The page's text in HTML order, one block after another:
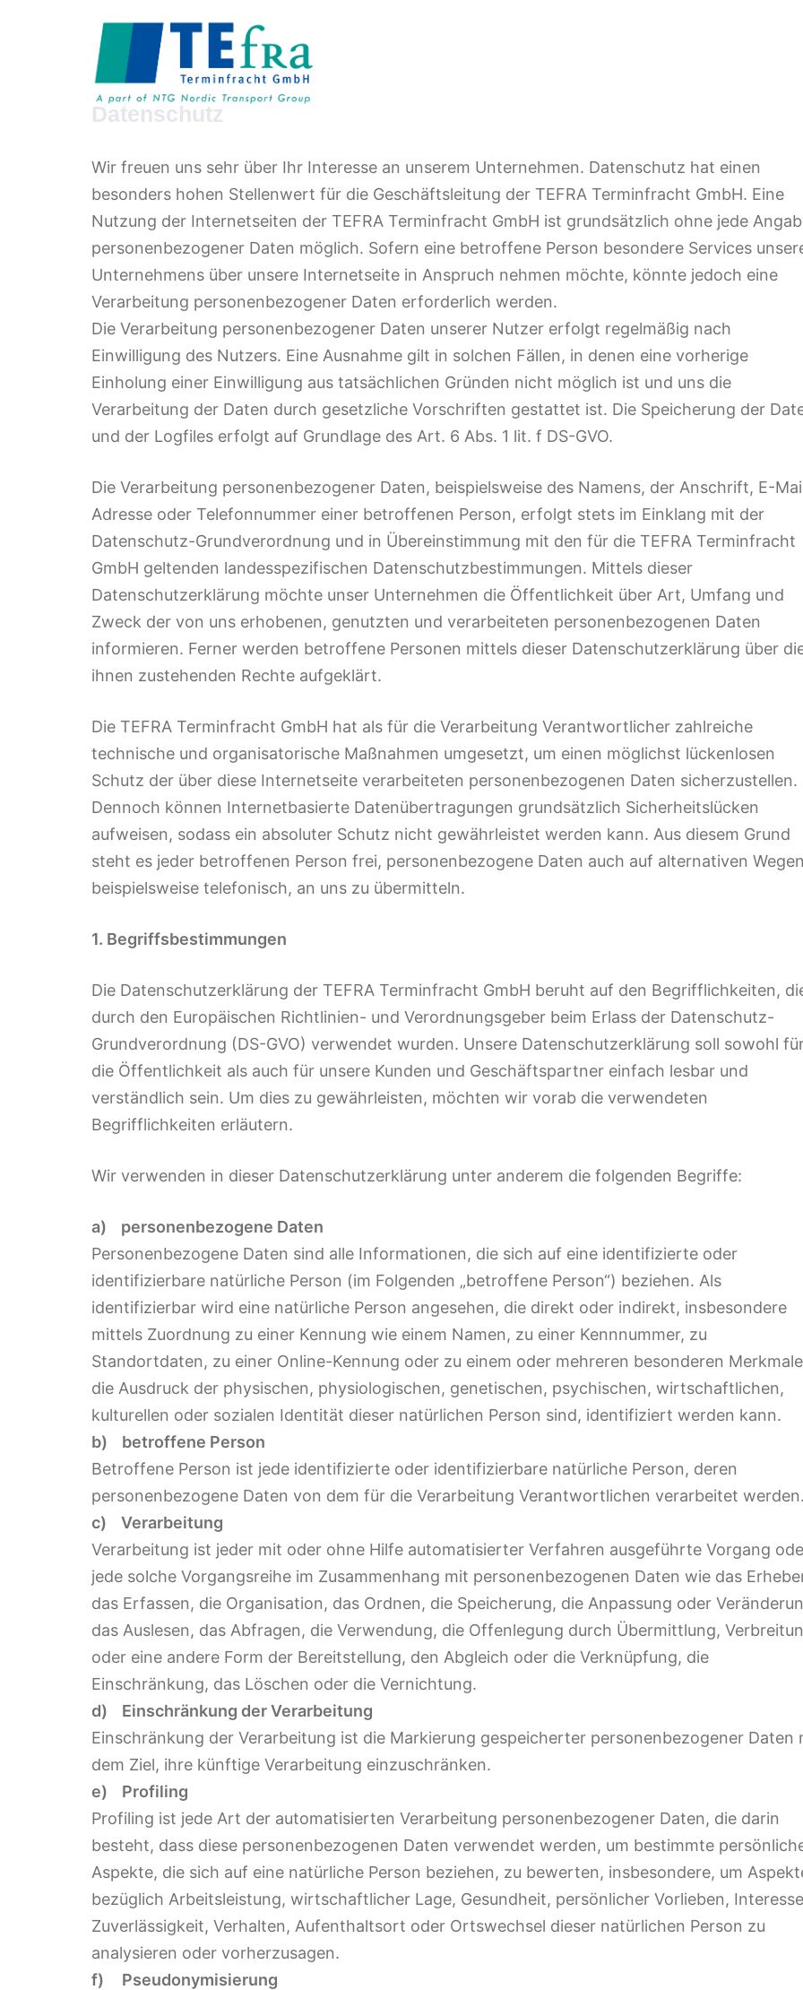
Datenschutz
Wir freuen uns sehr über Ihr Interesse an unserem Unternehmen. Datenschutz hat einen
besonders hohen Stellenwert für die Geschäftsleitung der TEFRA Terminfracht GmbH. Eine
Nutzung der Internetseiten der TEFRA Terminfracht GmbH ist grundsätzlich ohne jede
personenbezogener Daten möglich. Sofern eine betroffene Person besondere Services
Unternehmens über unsere Internetseite in Anspruch nehmen möchte, könnte jedoch eine
Verarbeitung personenbezogener Daten erforderlich werden.
Die Verarbeitung personenbezogener Daten unserer Nutzer erfolgt regelmäßig nach
Einwilligung des Nutzers. Eine Ausnahme gilt in solchen Fällen, in denen eine vorherige
Einholung einer Einwilligung aus tatsächlichen Gründen nicht möglich ist und uns die
Verarbeitung der Daten durch gesetzliche Vorschriften gestattet ist. Die Speicherung der
und der Logfiles erfolgt auf Grundlage des Art. 6 Abs. 1 lit. f DS-GVO.
Die Verarbeitung personenbezogener Daten, beispielsweise des Namens, der Anschrift, E-
Adresse oder Telefonnummer einer betroffenen Person, erfolgt stets im Einklang mit der
Datenschutz-Grundverordnung und in Übereinstimmung mit den für die TEFRA Terminfracht
GmbH geltenden landesspezifischen Datenschutzbestimmungen. Mittels dieser
Datenschutzerklärung möchte unser Unternehmen die Öffentlichkeit über Art, Umfang und
Zweck der von uns erhobenen, genutzten und verarbeiteten personenbezogenen Daten
informieren. Ferner werden betroffene Personen mittels dieser Datenschutzerklärung über
ihnen zustehenden Rechte aufgeklärt.
Die TEFRA Terminfracht GmbH hat als für die Verarbeitung Verantwortlicher zahlreiche
technische und organisatorische Maßnahmen umgesetzt, um einen möglichst lückenlosen
Schutz der über diese Internetseite verarbeiteten personenbezogenen Daten sicherzustellen.
Dennoch können Internetbasierte Datenübertragungen grundsätzlich Sicherheitslücken
aufweisen, sodass ein absoluter Schutz nicht gewährleistet werden kann. Aus diesem Grund
steht es jeder betroffenen Person frei, personenbezogene Daten auch auf alternativen
beispielsweise telefonisch, an uns zu übermitteln.
1. Begriffsbestimmungen
Die Datenschutzerklärung der TEFRA Terminfracht GmbH beruht auf den Begrifflichkeiten,
durch den Europäischen Richtlinien- und Verordnungsgeber beim Erlass der Datenschutz-
Grundverordnung (DS-GVO) verwendet wurden. Unsere Datenschutzerklärung soll sowohl
die Öffentlichkeit als auch für unsere Kunden und Geschäftspartner einfach lesbar und
verständlich sein. Um dies zu gewährleisten, möchten wir vorab die verwendeten
Begrifflichkeiten erläutern.
Wir verwenden in dieser Datenschutzerklärung unter anderem die folgenden Begriffe:
a) personenbezogene Daten
Personenbezogene Daten sind alle Informationen, die sich auf eine identifizierte oder
identifizierbare natürliche Person (im Folgenden „betroffene Person“) beziehen. Als
identifizierbar wird eine natürliche Person angesehen, die direkt oder indirekt, insbesondere
mittels Zuordnung zu einer Kennung wie einem Namen, zu einer Kennnummer, zu
Standortdaten, zu einer Online-Kennung oder zu einem oder mehreren besonderen
die Ausdruck der physischen, physiologischen, genetischen, psychischen, wirtschaftlichen,
kulturellen oder sozialen Identität dieser natürlichen Person sind, identifiziert werden kann.
b) betroffene Person
Betroffene Person ist jede identifizierte oder identifizierbare natürliche Person, deren
personenbezogene Daten von dem für die Verarbeitung Verantwortlichen verarbeitet werden.
c) Verarbeitung
Verarbeitung ist jeder mit oder ohne Hilfe automatisierter Verfahren ausgeführte Vorgang
jede solche Vorgangsreihe im Zusammenhang mit personenbezogenen Daten wie das
das Erfassen, die Organisation, das Ordnen, die Speicherung, die Anpassung oder
das Auslesen, das Abfragen, die Verwendung, die Offenlegung durch Übermittlung,
oder eine andere Form der Bereitstellung, den Abgleich oder die Verknüpfung, die
Einschränkung, das Löschen oder die Vernichtung.
d) Einschränkung der Verarbeitung
Einschränkung der Verarbeitung ist die Markierung gespeicherter personenbezogener Daten
dem Ziel, ihre künftige Verarbeitung einzuschränken.
e) Profiling
Profiling ist jede Art der automatisierten Verarbeitung personenbezogener Daten, die darin
besteht, dass diese personenbezogenen Daten verwendet werden, um bestimmte
Aspekte, die sich auf eine natürliche Person beziehen, zu bewerten, insbesondere, um
bezüglich Arbeitsleistung, wirtschaftlicher Lage, Gesundheit, persönlicher Vorlieben,
Zuverlässigkeit, Verhalten, Aufenthaltsort oder Ortswechsel dieser natürlichen Person zu
analysieren oder vorherzusagen.
f) Pseudonymisierung